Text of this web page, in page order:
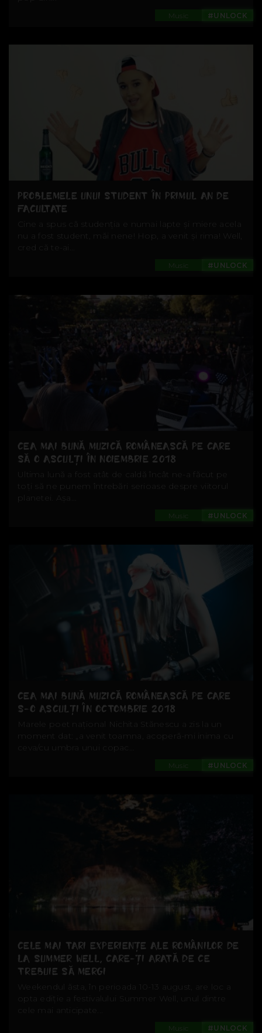
#UNLOCK
Music
PROBLEMELE UNUI STUDENT ÎN PRIMUL AN DE
FACULTATE
Cine a spus că studenția e numai lapte și miere acela
nu a fost student, măi nene! Hop, a venit și rima! Well,
cred că te-ai...
#UNLOCK
Music
CEA MAI BUNĂ MUZICĂ ROMÂNEASCĂ PE CARE
SĂ O ASCULȚI ÎN NOIEMBRIE 2018
Ultima lună a fost atât de caldă încât ne-a făcut pe
toți să ne punem întrebări serioase despre viitorul
planetei. Așa...
#UNLOCK
Music
CEA MAI BUNĂ MUZICĂ ROMÂNEASCĂ PE CARE
S-O ASCULȚI ÎN OCTOMBRIE 2018
Marele poet național Nichita Stănescu a zis la un
moment dat: „a venit toamna, acoperă-mi inima cu
ceva/cu umbra unui copac...
#UNLOCK
Music
CELE MAI TARI EXPERIENȚE ALE ROMÂNILOR DE
LA SUMMER WELL, CARE-ȚI ARATĂ DE CE
TREBUIE SĂ MERGI
Weekendul ăsta, în perioada 10-13 august, are loc a
opta ediție a festivalului Summer Well, unul dintre
cele mai anticipate...
#UNLOCK
Music